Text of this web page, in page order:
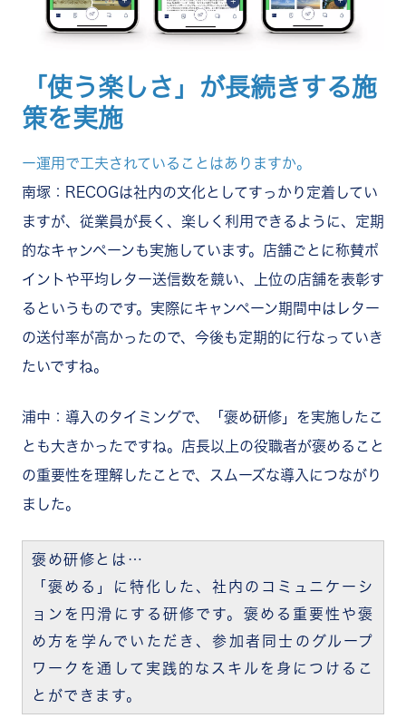
「使う楽しさ」が長続きする施
策を実施
ー運用で工夫されていることはありますか。
南塚：RECOGは社内の文化としてすっかり定着してい
ますが、従業員が長く、楽しく利用できるように、定期
的なキャンペーンも実施しています。店舗ごとに称賛ポ
イントや平均レター送信数を競い、上位の店舗を表彰す
るというものです。実際にキャンペーン期間中はレター
の送付率が高かったので、今後も定期的に行なっていき
たいですね。
浦中：導入のタイミングで、「褒め研修」を実施したこ
とも大きかったですね。店長以上の役職者が褒めること
の重要性を理解したことで、スムーズな導入につながり
ました。
褒め研修とは…
「褒める」に特化した、社内のコミュニケーシ
ョンを円滑にする研修です。褒める重要性や褒
め方を学んでいただき、参加者同士のグループ
ワークを通して実践的なスキルを身につけるこ
とができます。